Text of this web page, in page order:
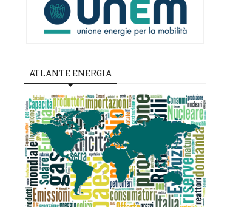
ATLANTE ENERGIA